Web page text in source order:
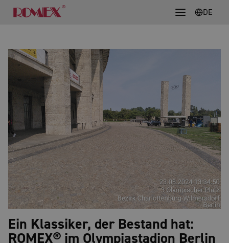
DE
Ein Klassiker, der Bestand hat:
ROMEX® im Olympiastadion Berlin